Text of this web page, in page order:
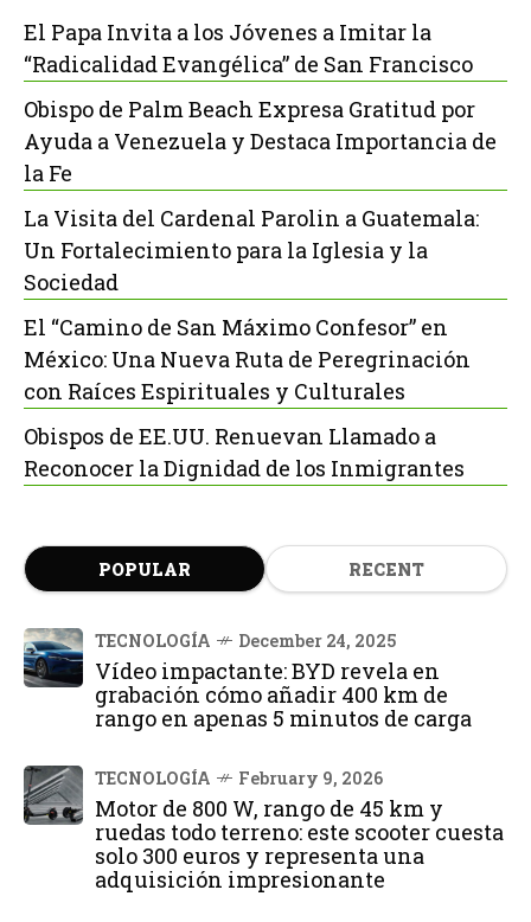
El Papa Invita a los Jóvenes a Imitar la
“Radicalidad Evangélica” de San Francisco
Obispo de Palm Beach Expresa Gratitud por
Ayuda a Venezuela y Destaca Importancia de
la Fe
La Visita del Cardenal Parolin a Guatemala:
Un Fortalecimiento para la Iglesia y la
Sociedad
El “Camino de San Máximo Confesor” en
México: Una Nueva Ruta de Peregrinación
con Raíces Espirituales y Culturales
Obispos de EE.UU. Renuevan Llamado a
Reconocer la Dignidad de los Inmigrantes
POPULAR RECENT
TECNOLOGÍA December 24, 2025
Vídeo impactante: BYD revela en
grabación cómo añadir 400 km de
rango en apenas 5 minutos de carga
TECNOLOGÍA February 9, 2026
Motor de 800 W, rango de 45 km y
ruedas todo terreno: este scooter cuesta
solo 300 euros y representa una
adquisición impresionante